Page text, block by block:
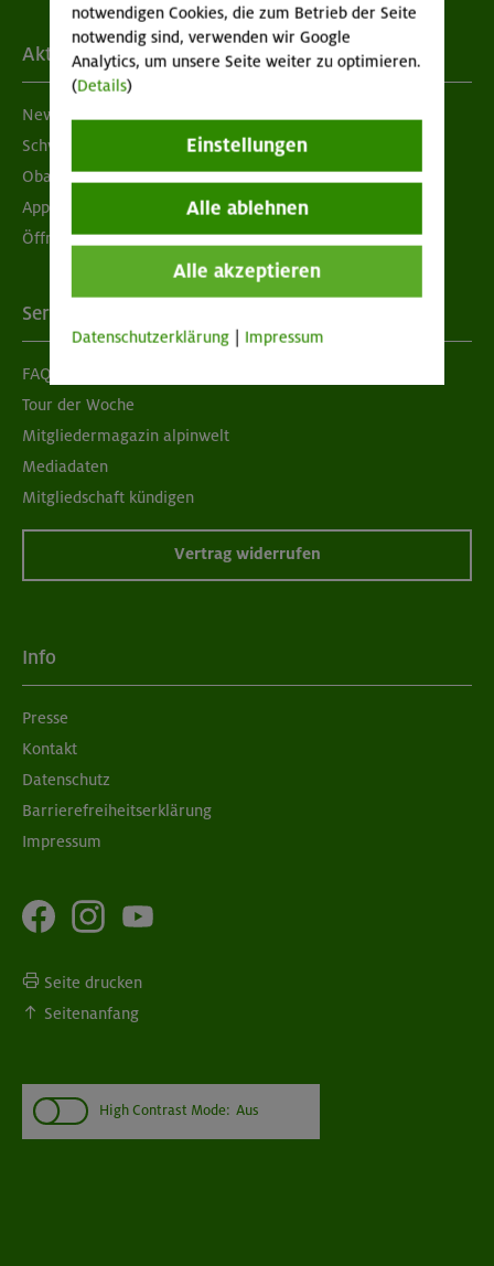
Aktuelles
Newsletter
Schwarzes Brett
Obacht geben!
App "Mein DAV+"
Öffnungszeiten
Services
FAQ
Tour der Woche
Mitgliedermagazin alpinwelt
Mediadaten
Mitgliedschaft kündigen
Vertrag widerrufen
Info
Presse
Kontakt
Datenschutz
Barrierefreiheitserklärung
Impressum
Seite drucken
Seitenanfang
High Contrast Mode: Aus
notwendigen Cookies, die zum Betrieb der Seite
notwendig sind, verwenden wir Google
Analytics, um unsere Seite weiter zu optimieren.
(Details)
Einstellungen
Alle ablehnen
Alle akzeptieren
Datenschutzerklärung Impressum